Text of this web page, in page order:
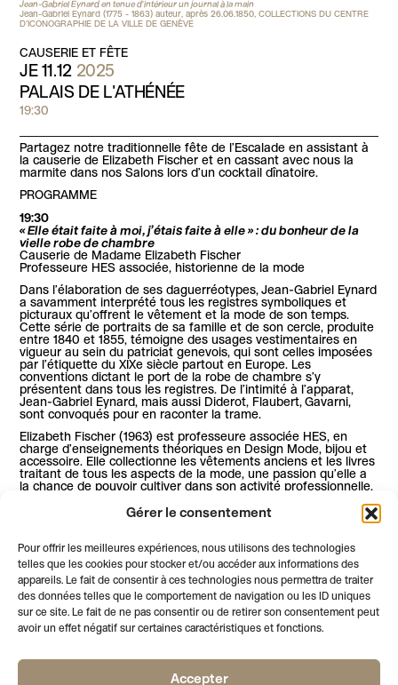
Gérer le consentement
Pour offrir les meilleures expériences, nous utilisons des technologies
telles que les cookies pour stocker et/ou accéder aux informations des
appareils. Le fait de consentir à ces technologies nous permettra de traiter
des données telles que le comportement de navigation ou les ID uniques
sur ce site. Le fait de ne pas consentir ou de retirer son consentement peut
avoir un effet négatif sur certaines caractéristiques et fonctions.
Accepter
Jean-Gabriel Eynard en tenue d’intérieur un journal à la main
Jean-Gabriel Eynard (1775 - 1863) auteur, après 26.06.1850, COLLECTIONS DU CENTRE
D'ICONOGRAPHIE DE LA VILLE DE GENÈVE
CAUSERIE ET FÊTE
JE 11.12 2025
PALAIS DE L'ATHÉNÉE
19:30
Partagez notre traditionnelle fête de l’Escalade en assistant à
la causerie de Elizabeth Fischer et en cassant avec nous la
marmite dans nos Salons lors d’un cocktail dînatoire.
PROGRAMME
19:30
« Elle était faite à moi, j’étais faite à elle » : du bonheur de la
vielle robe de chambre
Causerie de Madame Elizabeth Fischer
Professeure HES associée, historienne de la mode
Dans l’élaboration de ses daguerréotypes, Jean-Gabriel Eynard
a savamment interprété tous les registres symboliques et
picturaux qu’offrent le vêtement et la mode de son temps.
Cette série de portraits de sa famille et de son cercle, produite
entre 1840 et 1855, témoigne des usages vestimentaires en
vigueur au sein du patriciat genevois, qui sont celles imposées
par l’étiquette du XIXe siècle partout en Europe. Les
conventions dictant le port de la robe de chambre s’y
présentent dans tous les registres. De l’intimité à l’apparat,
Jean-Gabriel Eynard, mais aussi Diderot, Flaubert, Gavarni,
sont convoqués pour en raconter la trame.
Elizabeth Fischer (1963) est professeure associée HES, en
charge d’enseignements théoriques en Design Mode, bijou et
accessoire. Elle collectionne les vêtements anciens et les livres
traitant de tous les aspects de la mode, une passion qu’elle a
la chance de pouvoir cultiver dans son activité professionnelle.
Cette soirée est réservée aux membres de la Société des Arts